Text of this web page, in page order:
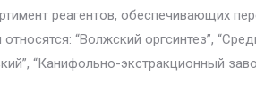
реагентов, обеспечивающих
относятся: “Волжский оргсинтез”,
“Канифольно-экстракционный